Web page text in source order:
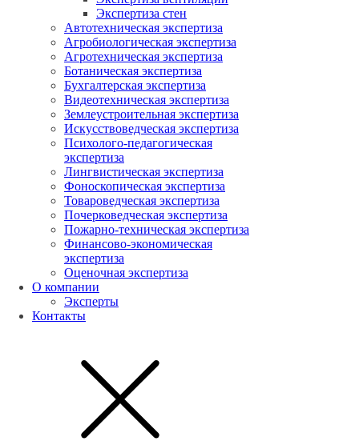
Экспертиза стен
Автотехническая экспертиза
Агробиологическая экспертиза
Агротехническая экспертиза
Ботаническая экспертиза
Бухгалтерская экспертиза
Видеотехническая экспертиза
Землеустроительная экспертиза
Искусствоведческая экспертиза
Психолого-педагогическая
экспертиза
Лингвистическая экспертиза
Фоноскопическая экспертиза
Товароведческая экспертиза
Почерковедческая экспертиза
Пожарно-техническая экспертиза
Финансово-экономическая
экспертиза
Оценочная экспертиза
О компании
Эксперты
Контакты